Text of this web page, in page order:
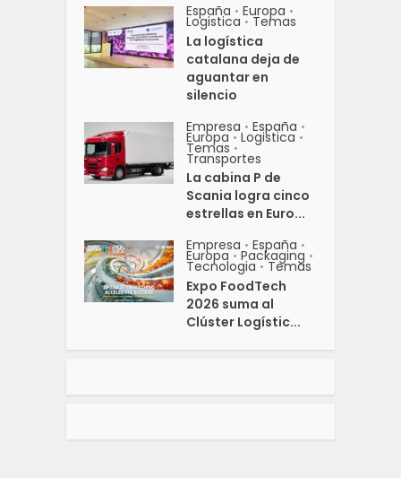
España • Europa •
Logistica • Temas
La logística
catalana deja de
aguantar en
silencio
Empresa • España •
Europa • Logistica •
Temas •
Transportes
La cabina P de
Scania logra cinco
estrellas en Euro...
Empresa • España •
Europa • Packaging •
Tecnologia • Temas
Expo FoodTech
2026 suma al
Clúster Logístic...